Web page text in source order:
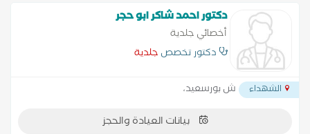
دكتور احمد شاكر ابو حجر
أخصائي جلدية
دكتور تخصص جلدية
الشهداء ش بورسعيد،
بيانات العيادة والحجز